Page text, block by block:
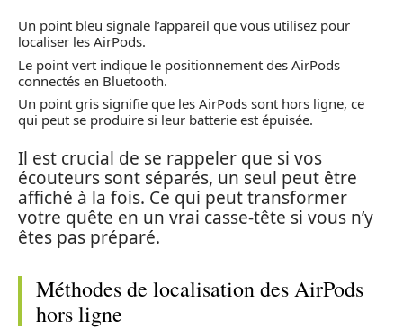
Un point bleu signale l’appareil que vous utilisez pour
localiser les AirPods.
Le point vert indique le positionnement des AirPods
connectés en Bluetooth.
Un point gris signifie que les AirPods sont hors ligne, ce
qui peut se produire si leur batterie est épuisée.
Il est crucial de se rappeler que si vos
écouteurs sont séparés, un seul peut être
affiché à la fois. Ce qui peut transformer
votre quête en un vrai casse-tête si vous n’y
êtes pas préparé.
Méthodes de localisation des AirPods
hors ligne